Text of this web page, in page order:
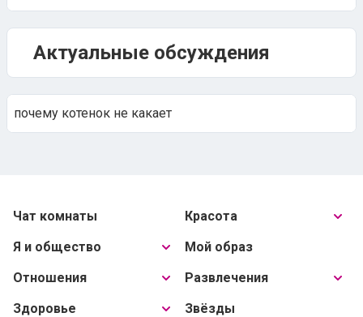
Актуальные обсуждения
почему котенок не какает
Чат комнаты
Я и общество
Отношения
Здоровье
Красота
Мой образ
Развлечения
Звёзды